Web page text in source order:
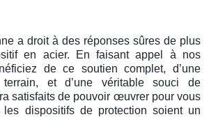
a droit à des réponses sûres de plus
en acier. En faisant appel à nos
de ce soutien complet, d’une
terrain, et d’une véritable souci de
satisfaits de pouvoir œuvrer pour vous
dispositifs de protection soient un